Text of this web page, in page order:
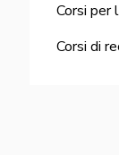
Corsi per
Corsi di